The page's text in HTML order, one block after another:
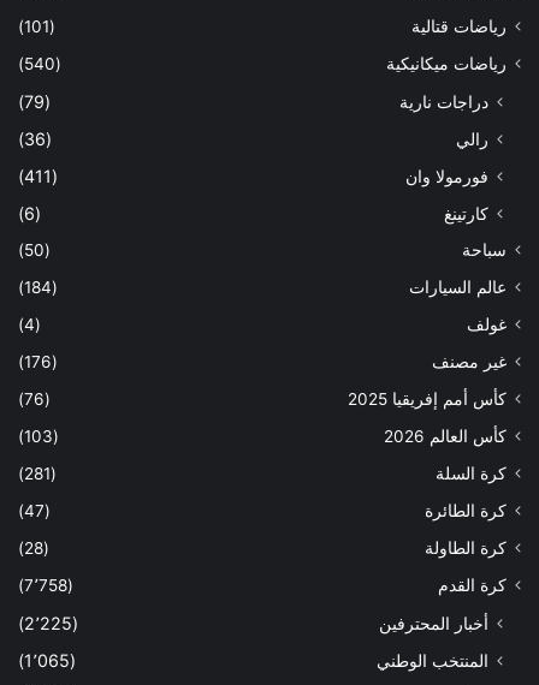
رياضات قتالية
(101)
رياضات ميكانيكية
(540)
دراجات نارية
(79)
رالي
(36)
فورمولا وان
(411)
كارتينغ
(6)
سباحة
(50)
عالم السيارات
(184)
غولف
(4)
غير مصنف
(176)
كأس أمم إفريقيا 2025
(76)
كأس العالم 2026
(103)
كرة السلة
(281)
كرة الطائرة
(47)
كرة الطاولة
(28)
كرة القدم
(7٬758)
أخبار المحترفين
(2٬225)
المنتخب الوطني
(1٬065)